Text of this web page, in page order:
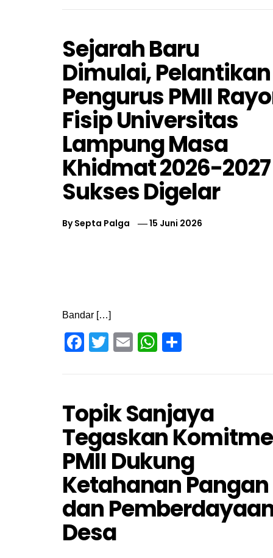
Sejarah Baru
Dimulai, Pelantikan
Pengurus PMII
Fisip Universitas
Lampung Masa
Khidmat 2026-2027
Sukses Digelar
BySepta Palga 15 Juni 2026
Bandar […]
Facebook
TwitterEmailWhatsApp
Topik Sanjaya
Tegaskan
PMII Dukung
Ketahanan Pangan
dan
Desa